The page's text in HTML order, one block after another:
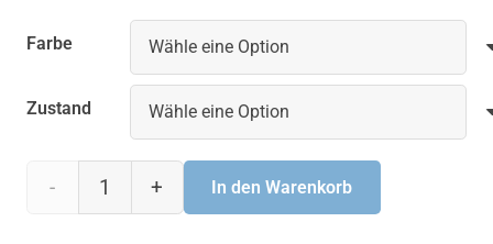
12,55 €
bis
26,56 €
Farbe
Zustand
Lagerkiste In den Warenkorb